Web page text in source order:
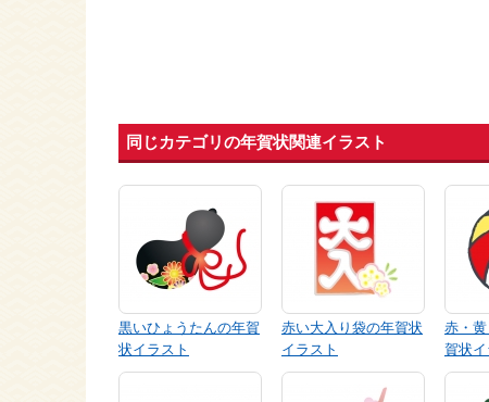
同じカテゴリの年賀状関連イラスト
黒いひょうたんの年賀
状イラスト
赤い大入り袋の年賀状
イラスト
赤・
賀状イ